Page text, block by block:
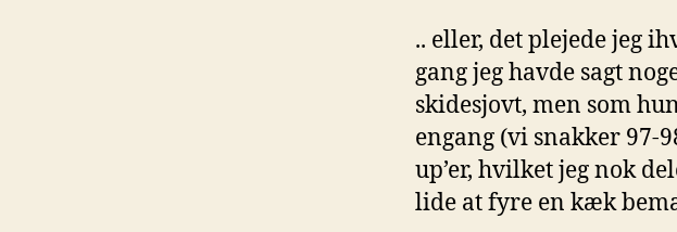
.. eller, det plejede jeg
gang jeg havde sagt
skidesjovt, men som
engang (vi snakker 97-
up’er, hvilket jeg nok
lide at fyre en kæk